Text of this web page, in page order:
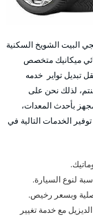
رقم 51232939‬ بنشر متنقل يجي البيت الشويخ السكنية
ميكانيك متخصص
تبديل تواير خدمه
لذلك نحن على
بأحدث المعدات،
الخدمات التالية في
لنوع السيارة.
وبسعر رخيص.
مع خدمة تغيير